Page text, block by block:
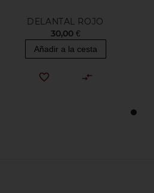
DELANTAL ROJO
30,00 €
Añadir a la cesta